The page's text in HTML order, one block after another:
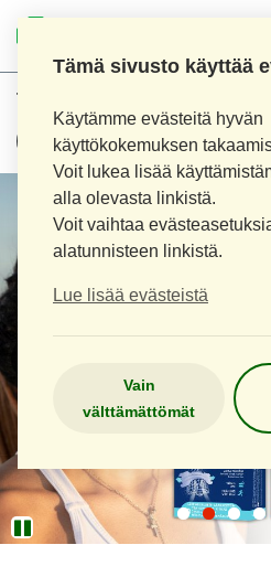
Tämä sivusto käyttää
Käytämme evästeitä hyvän
käyttökokemuksen
Voit lukea lisää
alla olevasta linkistä.
Voit vaihtaa
alatunnisteen linkistä.
Lue lisää evästeistä
Vain
välttämättömät
Tuotehaku: